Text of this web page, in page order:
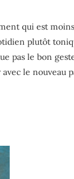
qui est
plutôt
pas le bon
le nouveau